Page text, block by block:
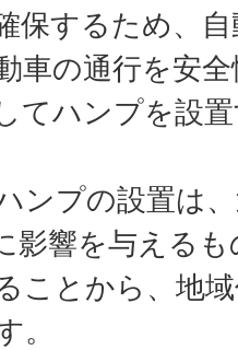
保するため、
車の通行を安
てハンプを設
ンプの設置は
影響を与える
ことから、地
。